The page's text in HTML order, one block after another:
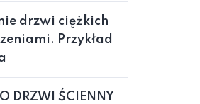
drzwi ciężkich
Przykład
DRZWI ŚCIENNY